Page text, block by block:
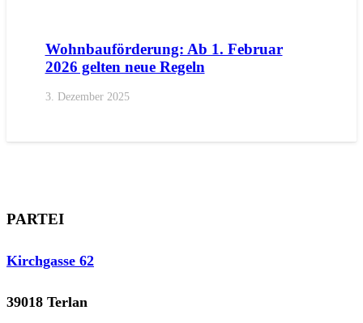
Wohnbauförderung: Ab 1. Februar
2026 gelten neue Regeln
3. Dezember 2025
PARTEI
Kirchgasse 62
39018 Terlan